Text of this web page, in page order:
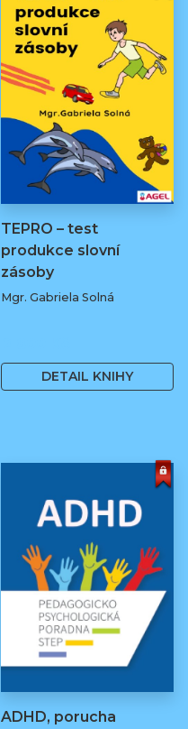
TEPRO – test
produkce slovní
zásoby
Mgr. Gabriela Solná
DETAIL KNIHY
ADHD, porucha